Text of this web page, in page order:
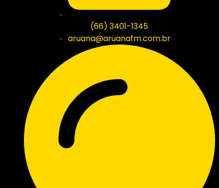
(66) 3401-1345
aruana@aruanafm.com.br